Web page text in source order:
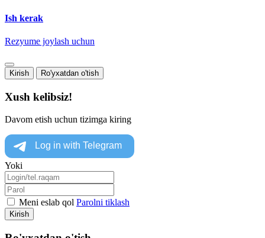
Ish kerak
Rezyume joylash uchun
Kirish Ro'yxatdan o'tish
Xush kelibsiz!
Davom etish uchun tizimga kiring
Yoki
Meni eslab qol Parolni tiklash
Kirish